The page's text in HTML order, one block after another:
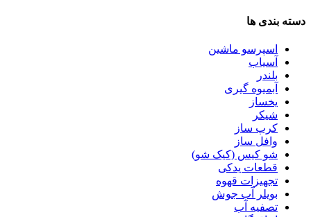
دسته بندی ها
اسپرسو‌ ماشین
آسیاب
بلندر
آبمیوه گیری
یخساز
شیکر
کرپ ساز
وافل ساز
شو کیس (کیک شو)
قطعات یدکی
تجهیزات قهوه
بویلر آب جوش
تصفیه آب